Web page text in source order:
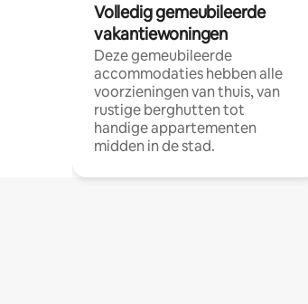
Volledig gemeubileerde
vakantiewoningen
Deze gemeubileerde
accommodaties hebben alle
voorzieningen van thuis, van
rustige berghutten tot
handige appartementen
midden in de stad.